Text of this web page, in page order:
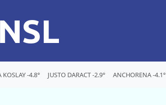
KOSLAY -4.8° JUSTO DARACT -2.9° ANCHORENA -4.1°